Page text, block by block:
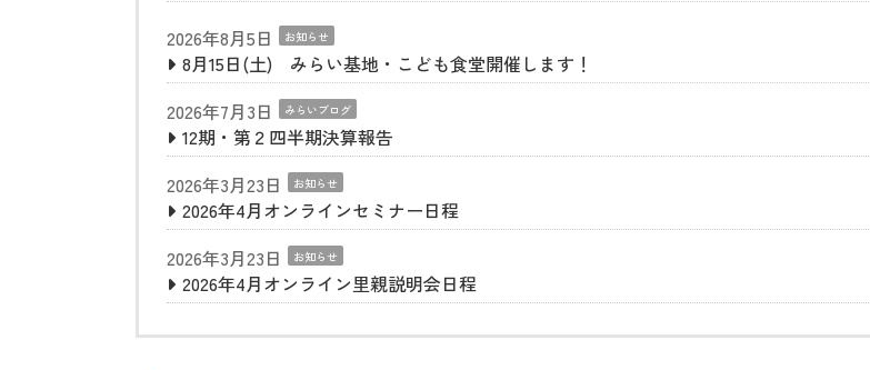
2026年8月5日
お知らせ
8月15日(土) みらい基地・こども食堂開催します！
2026年7月3日
みらいブログ
12期・第２四半期決算報告
2026年3月23日
お知らせ
2026年4月オンラインセミナー日程
2026年3月23日
お知らせ
2026年4月オンライン里親説明会日程